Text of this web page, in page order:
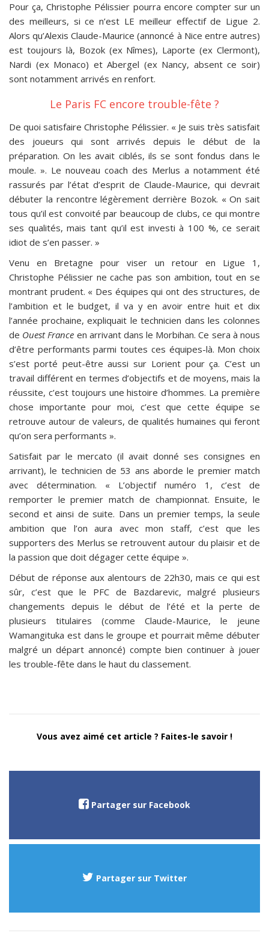
Pour ça, Christophe Pélissier pourra encore compter sur un
des meilleurs, si ce n’est LE meilleur effectif de Ligue 2.
Alors qu’Alexis Claude-Maurice (annoncé à Nice entre autres)
est toujours là, Bozok (ex Nîmes), Laporte (ex Clermont),
Nardi (ex Monaco) et Abergel (ex Nancy, absent ce soir)
sont notamment arrivés en renfort.
Le Paris FC encore trouble-fête ?
De quoi satisfaire Christophe Pélissier. « Je suis très satisfait
des joueurs qui sont arrivés depuis le début de la
préparation. On les avait ciblés, ils se sont fondus dans le
moule. ». Le nouveau coach des Merlus a notamment été
rassurés par l’état d’esprit de Claude-Maurice, qui devrait
débuter la rencontre légèrement derrière Bozok. « On sait
tous qu’il est convoité par beaucoup de clubs, ce qui montre
ses qualités, mais tant qu’il est investi à 100 %, ce serait
idiot de s’en passer. »
Venu en Bretagne pour viser un retour en Ligue 1,
Christophe Pélissier ne cache pas son ambition, tout en se
montrant prudent. « Des équipes qui ont des structures, de
l’ambition et le budget, il va y en avoir entre huit et dix
l’année prochaine, expliquait le technicien dans les colonnes
de Ouest France en arrivant dans le Morbihan. Ce sera à nous
d’être performants parmi toutes ces équipes-là. Mon choix
s’est porté peut-être aussi sur Lorient pour ça. C’est un
travail différent en termes d’objectifs et de moyens, mais la
réussite, c’est toujours une histoire d’hommes. La première
chose importante pour moi, c’est que cette équipe se
retrouve autour de valeurs, de qualités humaines qui feront
qu’on sera performants ».
Satisfait par le mercato (il avait donné ses consignes en
arrivant), le technicien de 53 ans aborde le premier match
avec détermination. « L’objectif numéro 1, c’est de
remporter le premier match de championnat. Ensuite, le
second et ainsi de suite. Dans un premier temps, la seule
ambition que l’on aura avec mon staff, c’est que les
supporters des Merlus se retrouvent autour du plaisir et de
la passion que doit dégager cette équipe ».
Début de réponse aux alentours de 22h30, mais ce qui est
sûr, c’est que le PFC de Bazdarevic, malgré plusieurs
changements depuis le début de l’été et la perte de
plusieurs titulaires (comme Claude-Maurice, le jeune
Wamangituka est dans le groupe et pourrait même débuter
malgré un départ annoncé) compte bien continuer à jouer
les trouble-fête dans le haut du classement.
Vous avez aimé cet article ? Faites-le savoir !
Partager sur Facebook
Partager sur Twitter